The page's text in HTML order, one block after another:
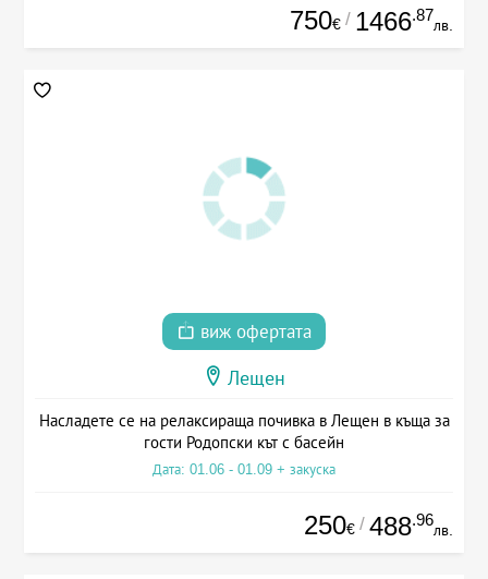
750€ / 1466.87
лв.
виж офертата
Лещен
Насладете се на релаксираща почивка в Лещен в къща за
гости Родопски кът с басейн
Дата: 01.06 - 01.09 + закуска
250€ / 488.96
лв.